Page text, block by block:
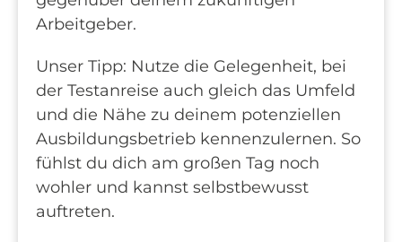
Arbeitgeber.
Unser Tipp: Nutze die Gelegenheit, bei
der Testanreise auch gleich das Umfeld
und die Nähe zu deinem potenziellen
Ausbildungsbetrieb kennenzulernen. So
fühlst du dich am großen Tag noch
wohler und kannst selbstbewusst
auftreten.